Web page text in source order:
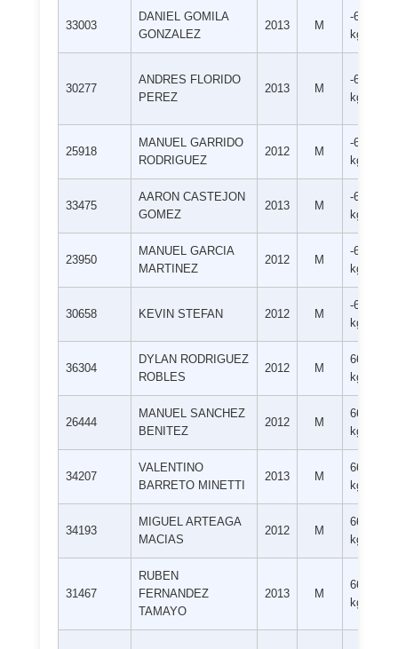
33003
DANIEL GOMILA
GONZALEZ
2013 M
-66
kg
30277
ANDRES FLORIDO
PEREZ
2013 M
-66
kg
25918
MANUEL GARRIDO
RODRIGUEZ
2012 M
-66
kg
33475
AARON CASTEJON
GOMEZ
2013 M
-66
kg
23950
MANUEL GARCIA
MARTINEZ
2012 M
-66
kg
30658 KEVIN STEFAN 2012 M
-66
kg
36304
DYLAN RODRIGUEZ
ROBLES
2012 M
66+
kg
26444
MANUEL SANCHEZ
BENITEZ
2012 M
66+
kg
34207
VALENTINO
BARRETO MINETTI
2013 M
66+
kg
34193
MIGUEL ARTEAGA
MACIAS
2012 M
66+
kg
31467
RUBEN
FERNANDEZ
TAMAYO
2013 M
66+
kg